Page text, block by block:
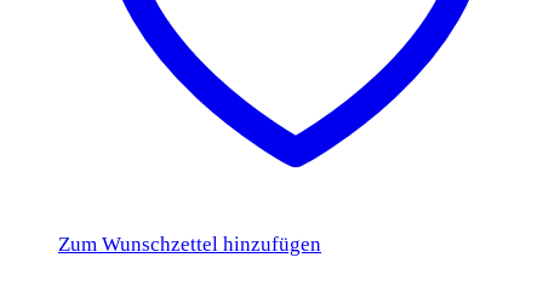
Zum Wunschzettel hinzufügen